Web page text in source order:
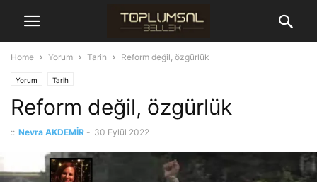
Home Yorum Tarih Reform değil, özgürlük
Yorum Tarih
Reform değil, özgürlük
:: Nevra AKDEMİR - 30 Eylül 2022